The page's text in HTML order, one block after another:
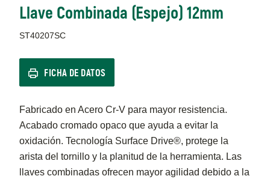
Llave Combinada (Espejo) 12mm
ST40207SC
FICHA DE DATOS
Fabricado en Acero Cr-V para mayor resistencia.
Acabado cromado opaco que ayuda a evitar la
oxidación. Tecnología Surface Drive®, protege la
arista del tornillo y la planitud de la herramienta. Las
llaves combinadas ofrecen mayor agilidad debido a la